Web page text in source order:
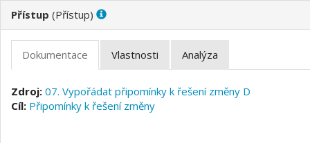
( )
07. Vypořádat připomínky k řešení změny D
Připomínky k řešení změny